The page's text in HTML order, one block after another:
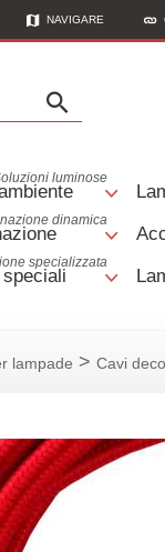
NAVIGARE
luminose
dinamica
specializzata
lampade > Cavi